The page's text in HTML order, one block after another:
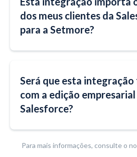
dos meus clientes da
para a Setmore?
Será que esta
com a edição
Salesforce?
Para mais informações, consulte o